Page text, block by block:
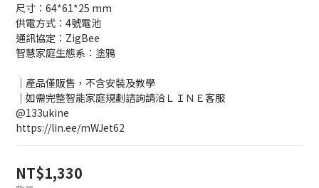
尺寸：64*61*25 mm
供電方式：4號電池
通訊協定：ZigBee
智慧家庭生態系：塗鴉
｜產品僅販售，不含安裝及教學
｜如需完整智能家庭規劃諮詢請洽ＬＩＮＥ客服
@133ukine
https://lin.ee/mWJet62
NT$1,330